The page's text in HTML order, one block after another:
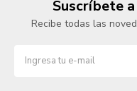
Suscríbete
Recibe todas las